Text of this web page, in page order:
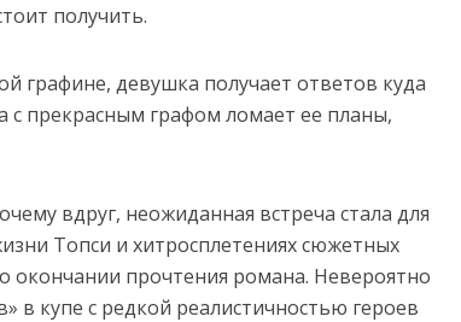
получить.
графине, девушка получает ответов куда
прекрасным графом ломает ее планы,
вдруг, неожиданная встреча стала для
Топси и хитросплетениях сюжетных
прочтения романа. Невероятно
купе с редкой реалистичностью героев